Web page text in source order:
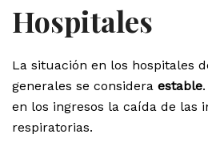
Hospitales
La situación en los hospitales
generales se considera estable
en los ingresos la caída de las
respiratorias.